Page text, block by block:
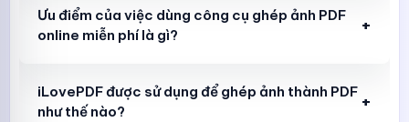
Ưu điểm của việc dùng công cụ ghép ảnh PDF
online miễn phí là gì?
+
iLovePDF được sử dụng để ghép ảnh thành PDF
như thế nào?
+